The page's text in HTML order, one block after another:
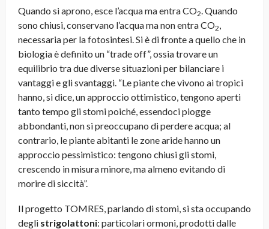
Quando si aprono, esce l’acqua ma entra CO2. Quando
sono chiusi, conservano l’acqua ma non entra CO2,
necessaria per la fotosintesi. Si è di fronte a quello che in
biologia è definito un “trade off”, ossia trovare un
equilibrio tra due diverse situazioni per bilanciare i
vantaggi e gli svantaggi. “Le piante che vivono ai tropici
hanno, si dice, un approccio ottimistico, tengono aperti
tanto tempo gli stomi poiché, essendoci piogge
abbondanti, non si preoccupano di perdere acqua; al
contrario, le piante abitanti le zone aride hanno un
approccio pessimistico: tengono chiusi gli stomi,
crescendo in misura minore, ma almeno evitando di
morire di siccità”.
Il progetto TOMRES, parlando di stomi, si sta occupando
degli strigolattoni: particolari ormoni, prodotti dalle